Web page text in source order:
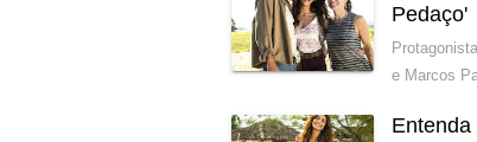
Pedaço'
e Marcos